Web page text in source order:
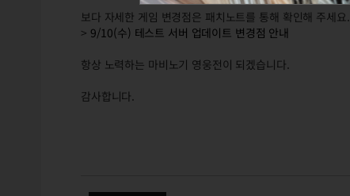
보다 자세한 게임 변경점은 패치노트를 통해 확인해 주세요.
> 9/10(수) 테스트 서버 업데이트 변경점 안내
항상 노력하는 마비노기 영웅전이 되겠습니다.
감사합니다.